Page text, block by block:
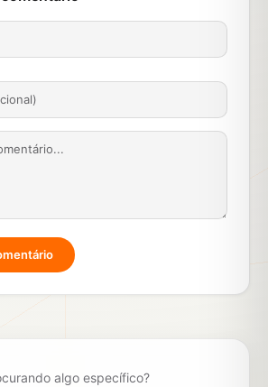
algo específico?